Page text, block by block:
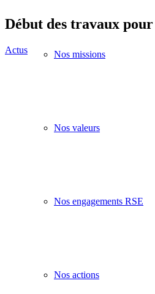
Nos missions
Nos valeurs
Nos engagements RSE
Nos actions
Début des travaux
Actus